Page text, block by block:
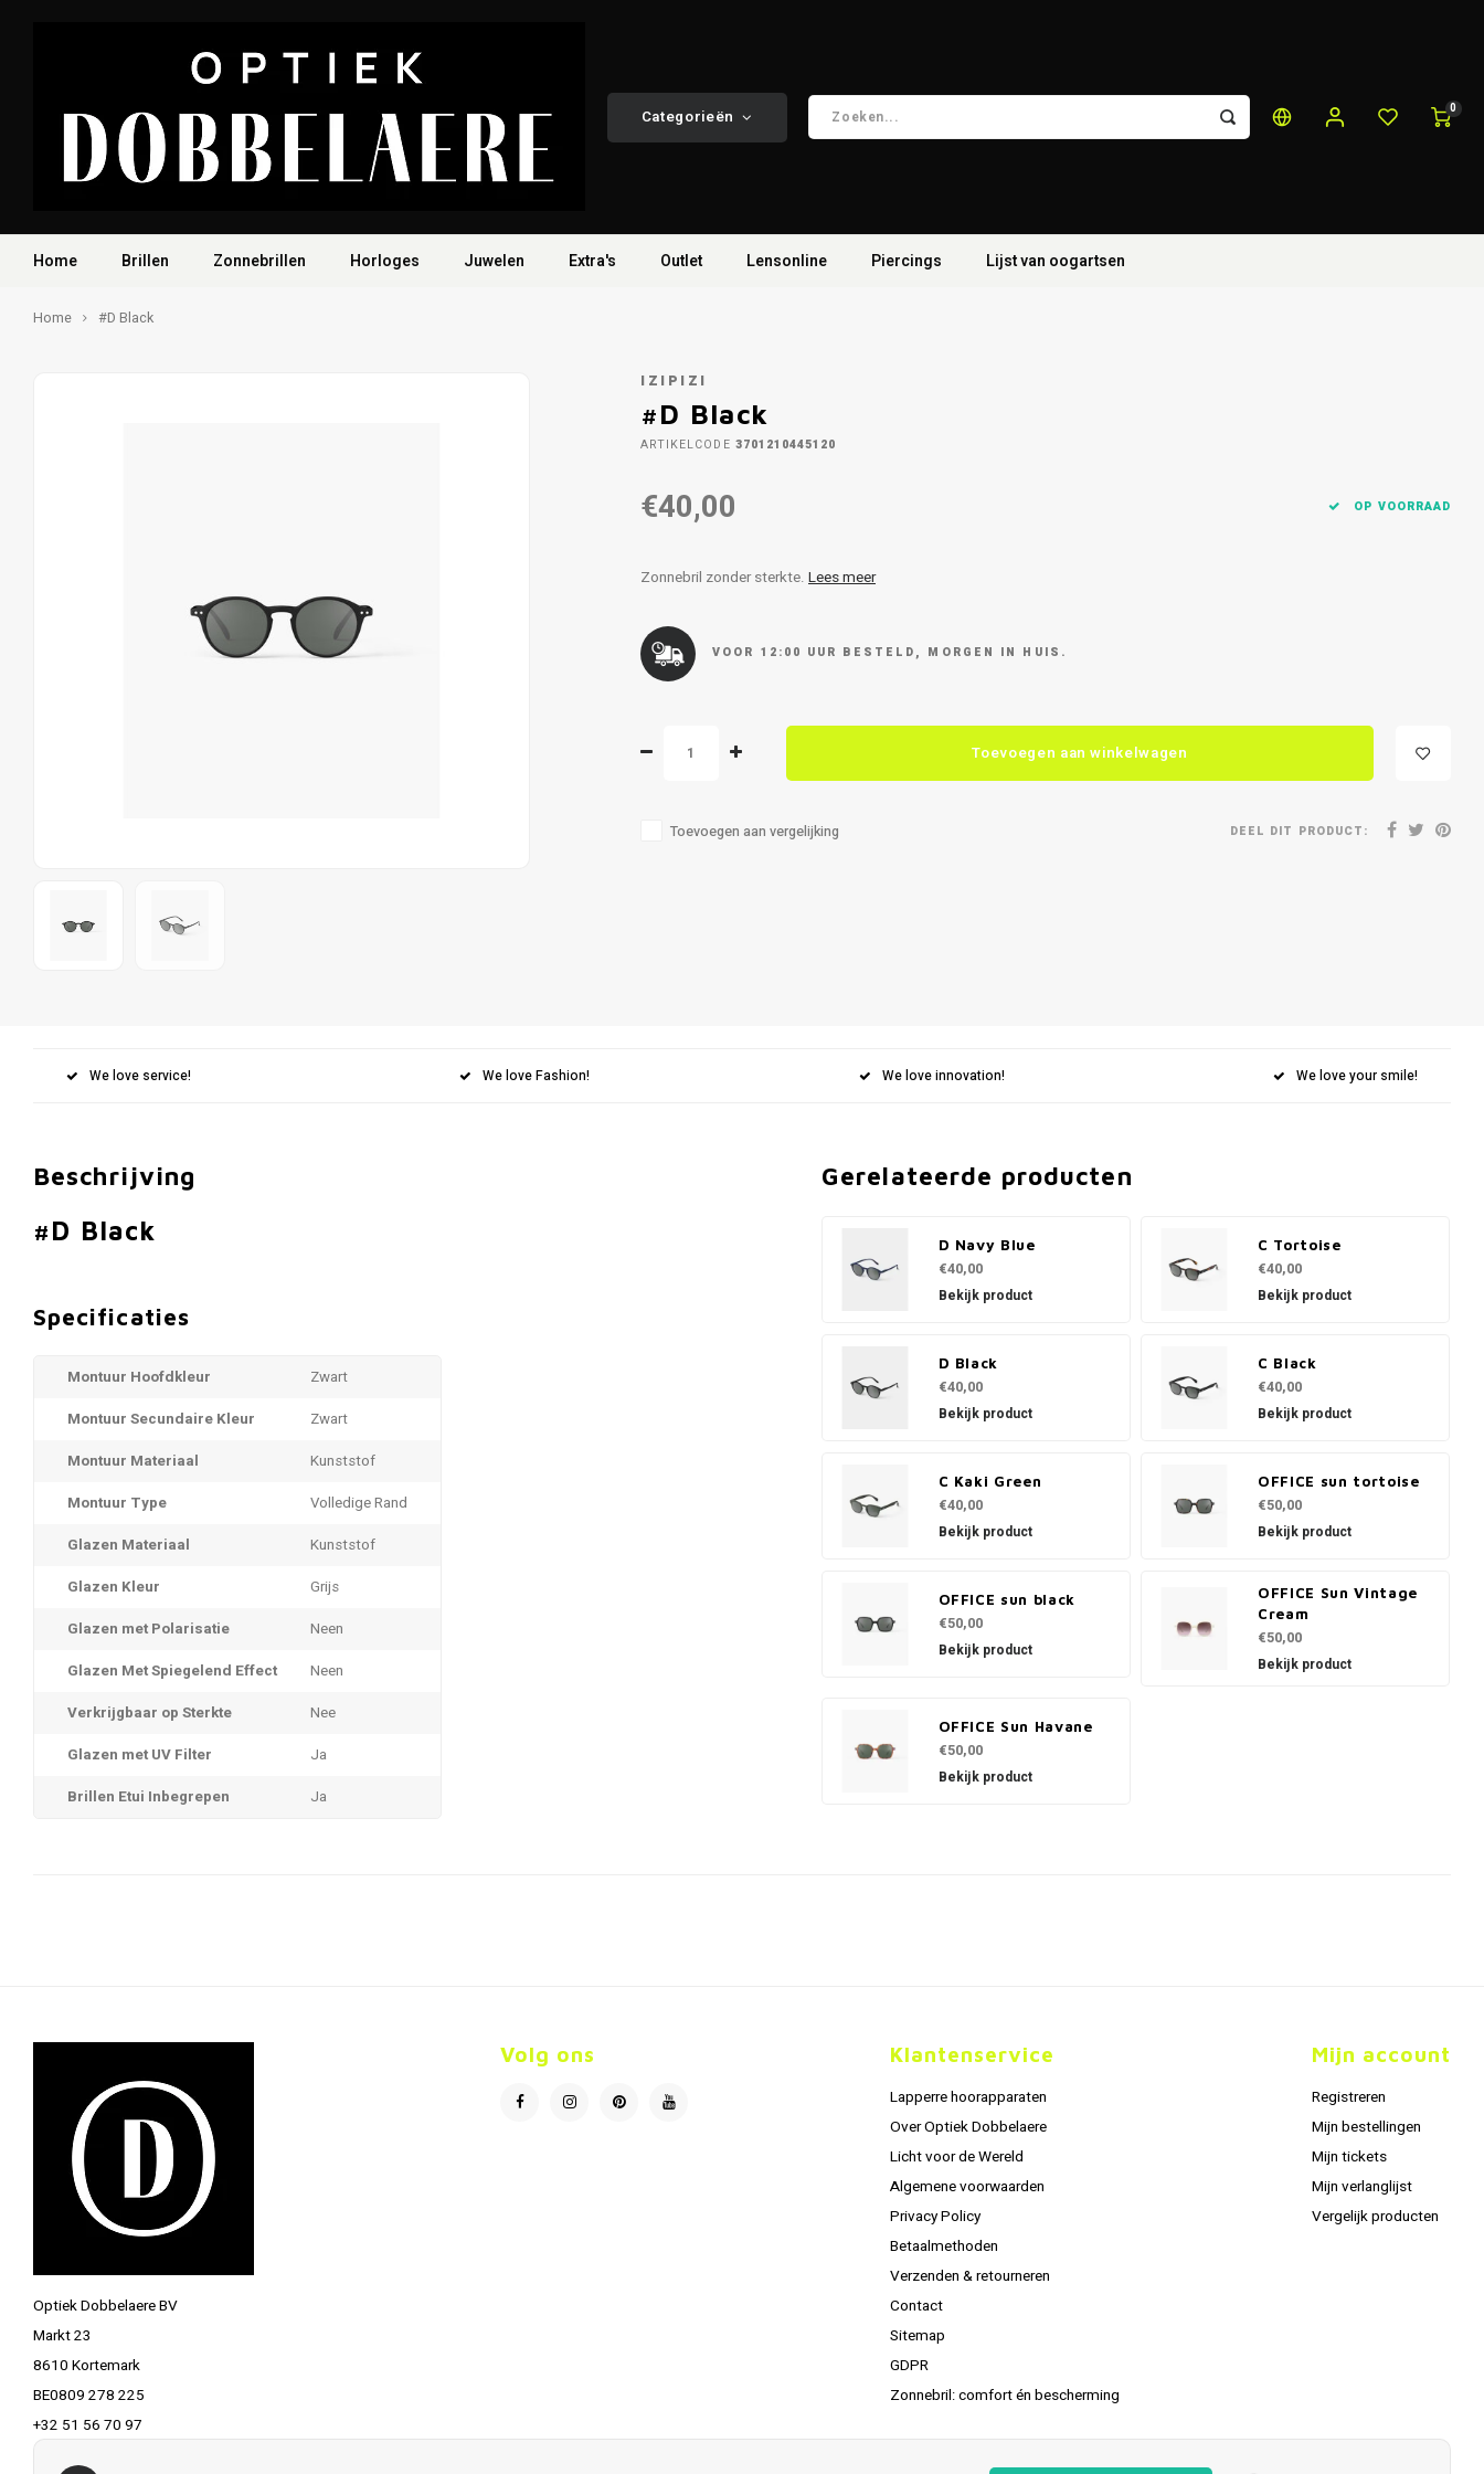
Categorieën 0
Home Brillen Zonnebrillen Horloges Juwelen Extra's Outlet Lensonline Piercings Lijst van oogartsen
Home #D Black
IZIPIZI
#D Black
ARTIKELCODE 3701210445120
€40,00 OP VOORRAAD
Zonnebril zonder sterkte. Lees meer
VOOR 12:00 UUR BESTELD, MORGEN IN HUIS.
Toevoegen aan winkelwagen
Toevoegen aan vergelijking DEEL DIT PRODUCT:
We love service! We love Fashion! We love innovation! We love your smile!
Beschrijving
#D Black
Specificaties
Montuur Hoofdkleur
Zwart
Montuur Secundaire Kleur
Zwart
Montuur Materiaal
Kunststof
Montuur Type
Volledige Rand
Glazen Materiaal
Kunststof
Glazen Kleur
Grijs
Glazen met Polarisatie
Neen
Glazen Met Spiegelend Effect
Neen
Verkrijgbaar op Sterkte
Nee
Glazen met UV Filter
Ja
Brillen Etui Inbegrepen
Ja
Gerelateerde producten
D Navy Blue
€40,00
Bekijk product
C Tortoise
€40,00
Bekijk product
D Black
€40,00
Bekijk product
C Black
€40,00
Bekijk product
C Kaki Green
€40,00
Bekijk product
OFFICE sun tortoise
€50,00
Bekijk product
OFFICE sun black
€50,00
Bekijk product
OFFICE Sun Vintage
Cream
€50,00
Bekijk product
OFFICE Sun Havane
€50,00
Bekijk product
Optiek Dobbelaere BV
Markt 23
8610 Kortemark
BE0809 278 225
+32 51 56 70 97
Volg ons Klantenservice
Lapperre hoorapparaten
Over Optiek Dobbelaere
Licht voor de Wereld
Algemene voorwaarden
Privacy Policy
Betaalmethoden
Verzenden & retourneren
Contact
Sitemap
GDPR
Zonnebril: comfort én bescherming
Mijn account
Registreren
Mijn bestellingen
Mijn tickets
Mijn verlanglijst
Vergelijk producten